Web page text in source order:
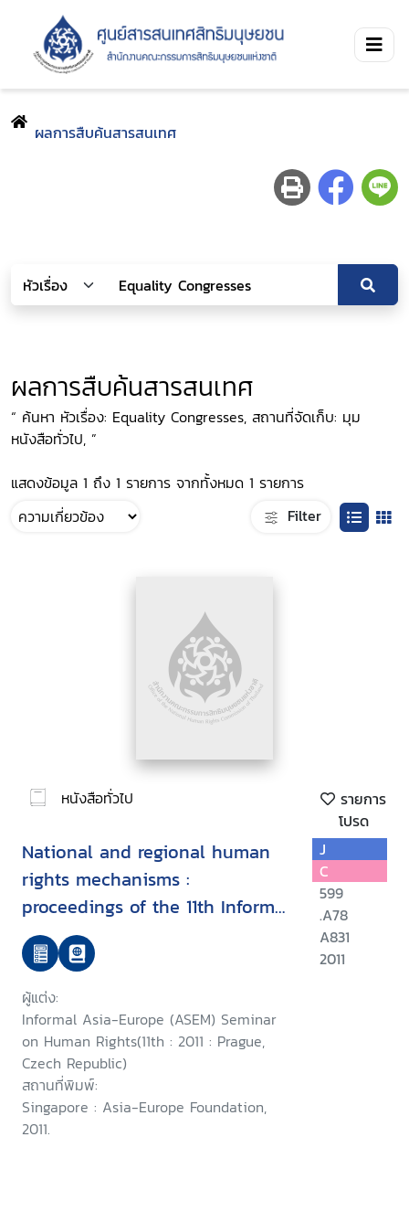
ผลการสืบค้นสารสนเทศ
ผลการสืบค้นสารสนเทศ
“ ค้นหา หัวเรื่อง: Equality Congresses, สถานที่จัดเก็บ: มุม
หนังสือทั่วไป, ”
แสดงข้อมูล 1 ถึง 1 รายการ จากทั้งหมด 1 รายการ
Filter
หนังสือทั่วไป
รายการ
โปรด
National and regional human
rights mechanisms :
proceedings of the 11th Informal
Asia-Europe (ASEM) Seminar
on Human Rights
ผู้แต่ง:
Informal Asia-Europe (ASEM) Seminar
on Human Rights(11th : 2011 : Prague,
Czech Republic)
สถานที่พิมพ์:
Singapore : Asia-Europe Foundation,
2011.
J
C
599
.A78
A831
2011